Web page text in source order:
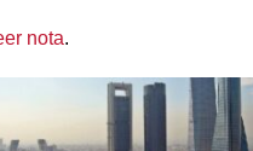
nota.